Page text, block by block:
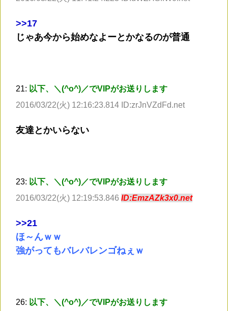
>>17
じゃあ今から始めなよーとかなるのが普通
21: 以下、＼(^o^)／でVIPがお送りします
2016/03/22(火) 12:16:23.814 ID:zrJnVZdFd.net
友達とかいらない
23: 以下、＼(^o^)／でVIPがお送りします
2016/03/22(火) 12:19:53.846 ID:EmzAZk3x0.net
>>21
ほ～んｗｗ
強がってもバレバレンゴねぇｗ
26: 以下、＼(^o^)／でVIPがお送りします